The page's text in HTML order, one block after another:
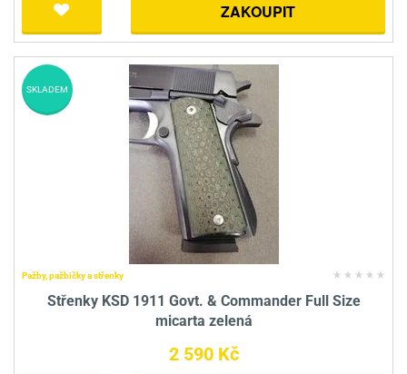
ZAKOUPIT
Pažby, pažbičky a střenky
Střenky KSD 1911 Govt. & Commander Full Size
micarta zelená
2 590 Kč
SKLADEM